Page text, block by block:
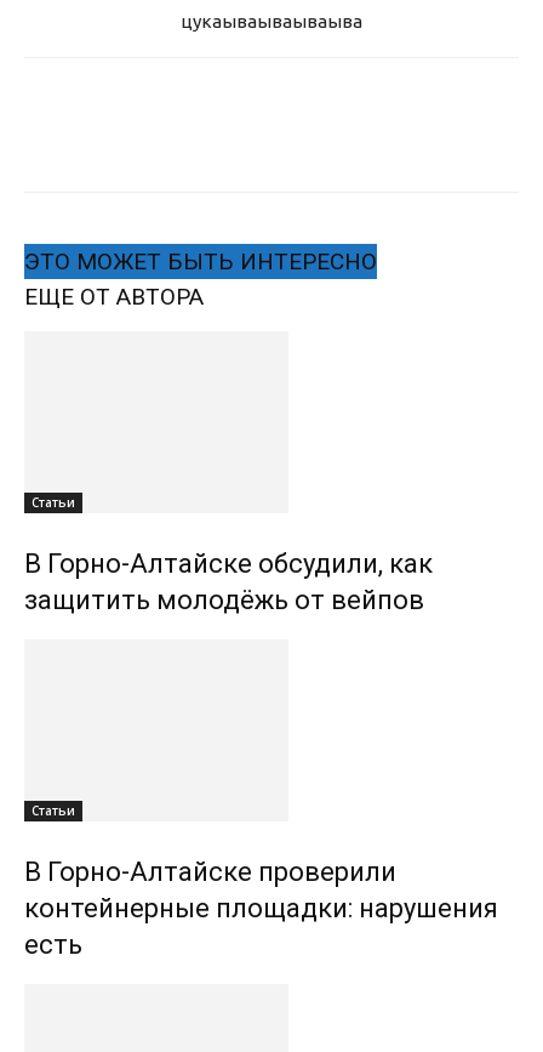
цукаываываываыва
ЭТО МОЖЕТ БЫТЬ ИНТЕРЕСНО
ЕЩЕ ОТ АВТОРА
Статьи
В Горно-Алтайске обсудили, как
защитить молодёжь от вейпов
Статьи
В Горно-Алтайске проверили
контейнерные площадки: нарушения
есть